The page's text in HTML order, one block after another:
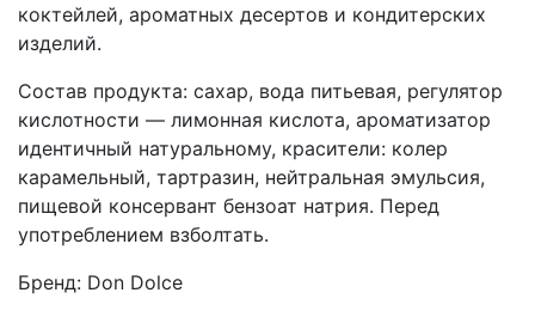
коктейлей, ароматных десертов и кондитерских
изделий.
Состав продукта: сахар, вода питьевая, регулятор
кислотности — лимонная кислота, ароматизатор
идентичный натуральному, красители: колер
карамельный, тартразин, нейтральная эмульсия,
пищевой консервант бензоат натрия. Перед
употреблением взболтать.
Бренд: Don Dolce